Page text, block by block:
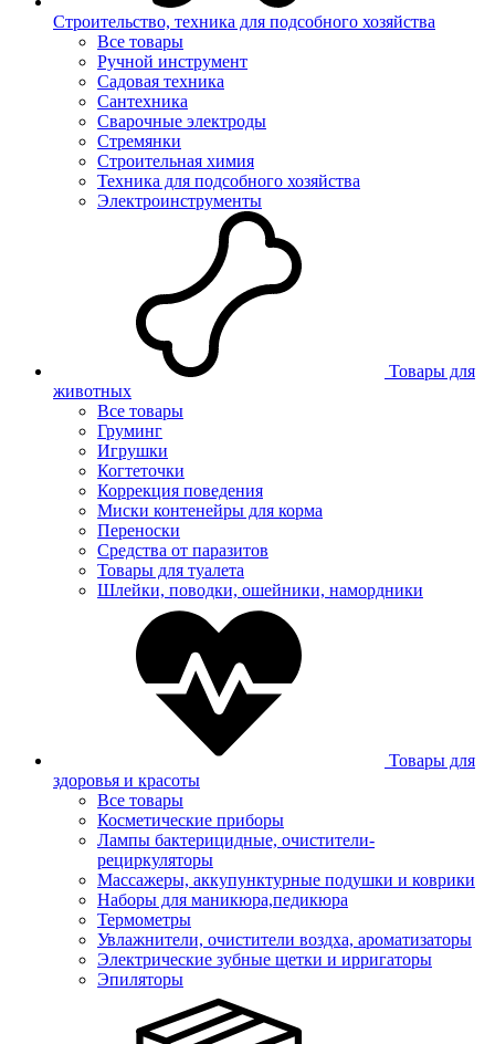
Строительство, техника для подсобного хозяйства
Все товары
Ручной инструмент
Садовая техника
Сантехника
Сварочные электроды
Стремянки
Строительная химия
Техника для подсобного хозяйства
Электроинструменты
Товары для
животных
Все товары
Груминг
Игрушки
Когтеточки
Коррекция поведения
Миски контенейры для корма
Переноски
Средства от паразитов
Товары для туалета
Шлейки, поводки, ошейники, намордники
Товары для
здоровья и красоты
Все товары
Косметические приборы
Лампы бактерицидные, очистители-
рециркуляторы
Массажеры, аккупунктурные подушки и коврики
Наборы для маникюра,педикюра
Термометры
Увлажнители, очистители воздха, ароматизаторы
Электрические зубные щетки и ирригаторы
Эпиляторы